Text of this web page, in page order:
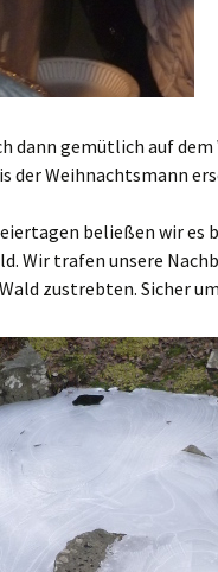
dann gemütlich auf
der Weihnachtsmann
beließen wir es
Wir trafen unsere
zustrebten. Sicher